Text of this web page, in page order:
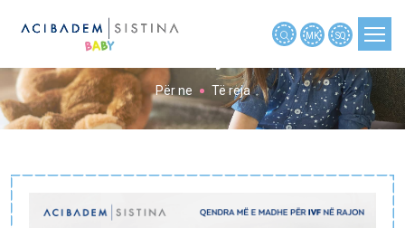
PLANIFIKIMI I SHTATZËNISË
SHTATZËNIA JAVË PAS JAVE
BEBE
MK SQ
Për ne Të reja